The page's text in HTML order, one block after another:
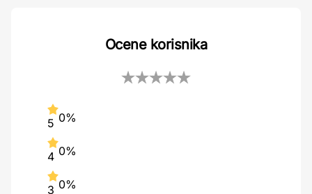
Ocene korisnika
5 0%
4 0%
3 0%